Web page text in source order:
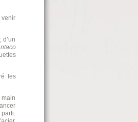
venir
les
main
parti.